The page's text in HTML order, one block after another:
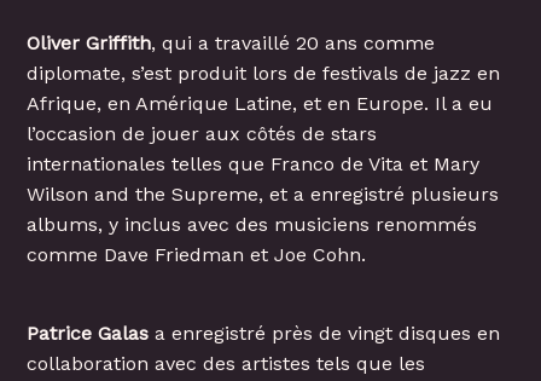
Oliver Griffith, qui a travaillé 20 ans comme
diplomate, s’est produit lors de festivals de jazz en
Afrique, en Amérique Latine, et en Europe. Il a eu
l’occasion de jouer aux côtés de stars
internationales telles que Franco de Vita et Mary
Wilson and the Supreme, et a enregistré plusieurs
albums, y inclus avec des musiciens renommés
comme Dave Friedman et Joe Cohn.
Patrice Galas a enregistré près de vingt disques en
collaboration avec des artistes tels que les